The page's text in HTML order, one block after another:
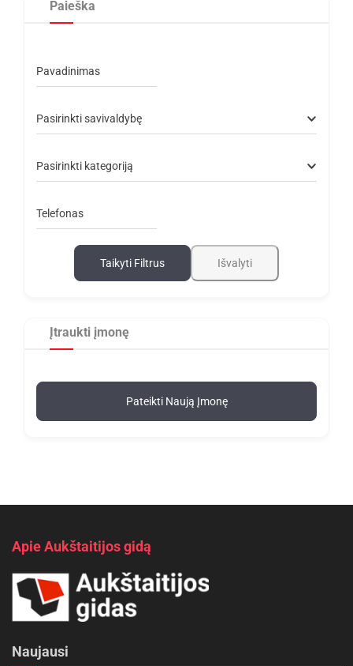
Paieška
Pavadinimas
Pasirinkti savivaldybę
Pasirinkti kategoriją
Telefonas
Taikyti Filtrus Išvalyti
Įtraukti įmonę
Pateikti Naują Įmonę
Apie Aukštaitijos gidą
Naujausi